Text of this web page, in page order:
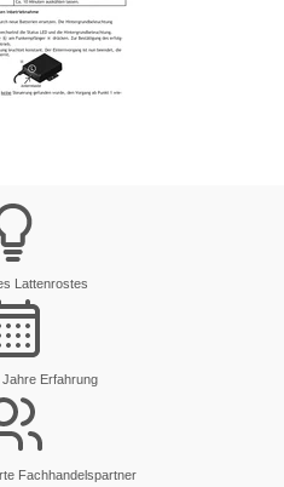
Lattenrostes
Erfahrung
Fachhandelspartner